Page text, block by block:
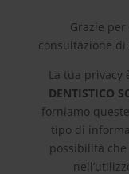
Grazie
consultazione
La tua
DENTISTICO
forniamo
tipo di
possibilità